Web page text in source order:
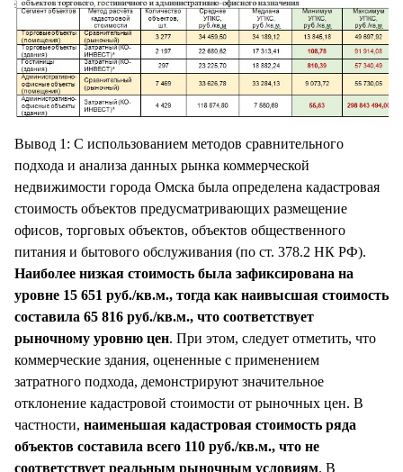
Вывод 1: С использованием методов сравнительного
подхода и анализа данных рынка коммерческой
недвижимости города Омска была определена кадастровая
стоимость объектов предусматривающих размещение
офисов, торговых объектов, объектов общественного
питания и бытового обслуживания (по ст. 378.2 НК РФ).
Наиболее низкая стоимость была зафиксирована на
уровне 15 651 руб./кв.м., тогда как наивысшая стоимость
составила 65 816 руб./кв.м., что соответствует
рыночному уровню цен. При этом, следует отметить, что
коммерческие здания, оцененные с применением
затратного подхода, демонстрируют значительное
отклонение кадастровой стоимости от рыночных цен. В
частности, наименьшая кадастровая стоимость ряда
объектов составила всего 110 руб./кв.м., что не
соответствует реальным рыночным условиям. В